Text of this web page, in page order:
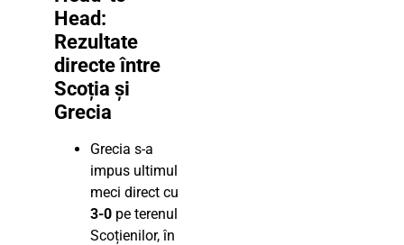
Head:
Rezultate
directe între
Scoția și
Grecia
Grecia s-a
impus ultimul
meci direct cu
3-0 pe terenul
Scoțienilor, în